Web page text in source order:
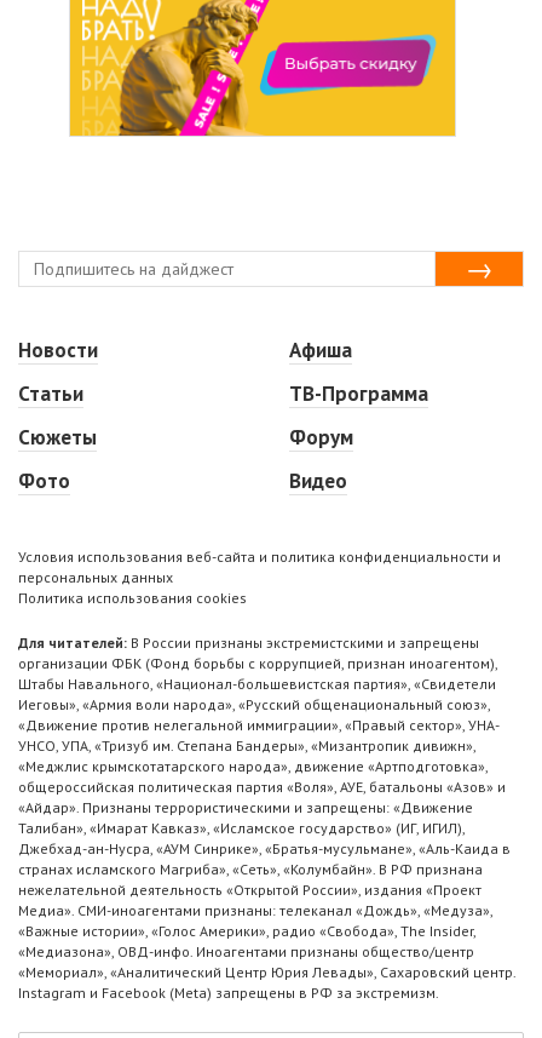
Новости
Статьи
Сюжеты
Фото
Афиша
ТВ-Программа
Форум
Видео
Условия использования веб-сайта и политика конфиденциальности и
персональных данных
Политика использования cookies
Для читателей: В России признаны экстремистскими и запрещены
организации ФБК (Фонд борьбы с коррупцией, признан иноагентом),
Штабы Навального, «Национал-большевистская партия», «Свидетели
Иеговы», «Армия воли народа», «Русский общенациональный союз»,
«Движение против нелегальной иммиграции», «Правый сектор», УНА-
УНСО, УПА, «Тризуб им. Степана Бандеры», «Мизантропик дивижн»,
«Меджлис крымскотатарского народа», движение «Артподготовка»,
общероссийская политическая партия «Воля», АУЕ, батальоны «Азов» и
«Айдар». Признаны террористическими и запрещены: «Движение
Талибан», «Имарат Кавказ», «Исламское государство» (ИГ, ИГИЛ),
Джебхад-ан-Нусра, «АУМ Синрике», «Братья-мусульмане», «Аль-Каида в
странах исламского Магриба», «Сеть», «Колумбайн». В РФ признана
нежелательной деятельность «Открытой России», издания «Проект
Медиа». СМИ-иноагентами признаны: телеканал «Дождь», «Медуза»,
«Важные истории», «Голос Америки», радио «Свобода», The Insider,
«Медиазона», ОВД-инфо. Иноагентами признаны общество/центр
«Мемориал», «Аналитический Центр Юрия Левады», Сахаровский центр.
Instagram и Facebook (Metа) запрещены в РФ за экстремизм.